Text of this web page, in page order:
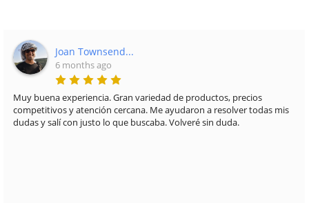
Joan Townsend...
6 months ago
Muy buena experiencia. Gran variedad de productos, precios
competitivos y atención cercana. Me ayudaron a resolver todas mis
dudas y salí con justo lo que buscaba. Volveré sin duda.